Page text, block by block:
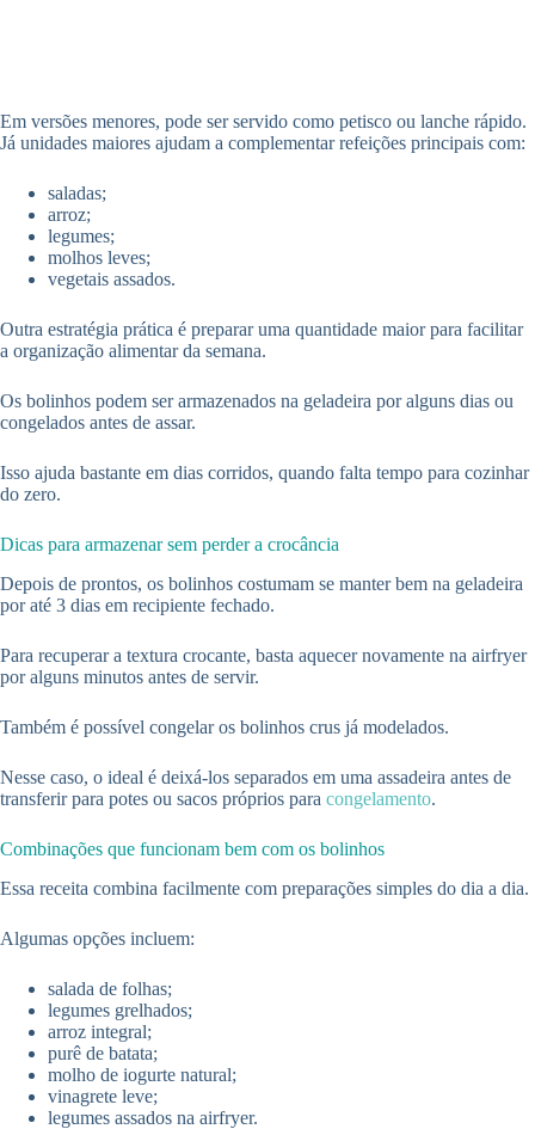
Em versões menores, pode ser servido como petisco ou lanche rápido.
Já unidades maiores ajudam a complementar refeições principais com:
saladas;
arroz;
legumes;
molhos leves;
vegetais assados.
Outra estratégia prática é preparar uma quantidade maior para facilitar
a organização alimentar da semana.
Os bolinhos podem ser armazenados na geladeira por alguns dias ou
congelados antes de assar.
Isso ajuda bastante em dias corridos, quando falta tempo para cozinhar
do zero.
Dicas para armazenar sem perder a crocância
Depois de prontos, os bolinhos costumam se manter bem na geladeira
por até 3 dias em recipiente fechado.
Para recuperar a textura crocante, basta aquecer novamente na airfryer
por alguns minutos antes de servir.
Também é possível congelar os bolinhos crus já modelados.
Nesse caso, o ideal é deixá-los separados em uma assadeira antes de
transferir para potes ou sacos próprios para congelamento.
Combinações que funcionam bem com os bolinhos
Essa receita combina facilmente com preparações simples do dia a dia.
Algumas opções incluem:
salada de folhas;
legumes grelhados;
arroz integral;
purê de batata;
molho de iogurte natural;
vinagrete leve;
legumes assados na airfryer.